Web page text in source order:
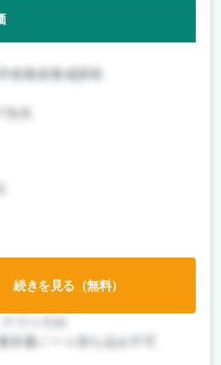
校教員養成課程
教科書ノート持ち込み不可
続きを見る（無料）